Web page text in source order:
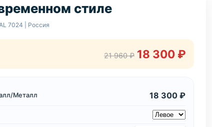
стиле
7024 | Россия
21 960 ₽ 18 300 ₽
Металл 18 300 ₽